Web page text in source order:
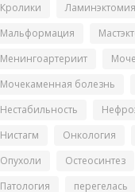
Кролики
Ламинэктомия
Мальформация
Менингоартериит
Мочекаменная болезнь
Нестабильность
Нистагм
Онкология
Опухоли
Остеосинтез
Патология
перегелась